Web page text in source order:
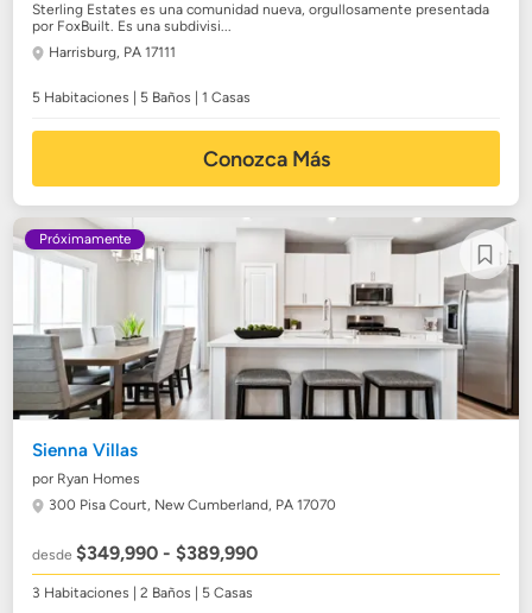
Sterling Estates es una comunidad nueva, orgullosamente presentada
por FoxBuilt. Es una subdivisi...
Harrisburg, PA 17111
5 Habitaciones | 5 Baños | 1 Casas
Conozca Más
Próximamente
Sienna Villas
por Ryan Homes
300 Pisa Court, New Cumberland, PA 17070
desde$349,990 - $389,990
3 Habitaciones | 2 Baños | 5 Casas